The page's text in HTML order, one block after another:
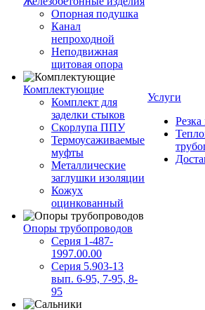
Опорная подушка
Канал
непроходной
Неподвижная
щитовая опора
Комплектующие
Комплект для
заделки стыков
Скорлупа ППУ
Термоусаживаемые
муфты
Металлические
заглушки изоляции
Кожух
оцинкованный
Опоры трубопроводов
Серия 1-487-
1997.00.00
Серия 5.903-13
вып. 6-95, 7-95, 8-
95
Услуги
Резка